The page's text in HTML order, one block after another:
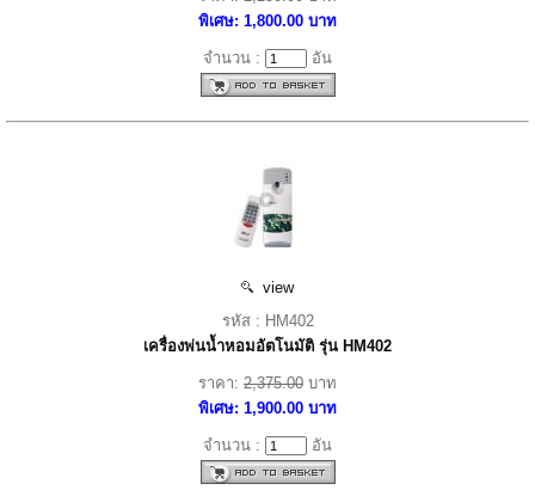
พิเศษ: 1,800.00 บาท
จำนวน : อัน
view
รหัส : HM402
เครื่องพ่นน้ำหอมอัตโนมัติ รุ่น HM402
ราคา: 2,375.00 บาท
พิเศษ: 1,900.00 บาท
จำนวน : อัน